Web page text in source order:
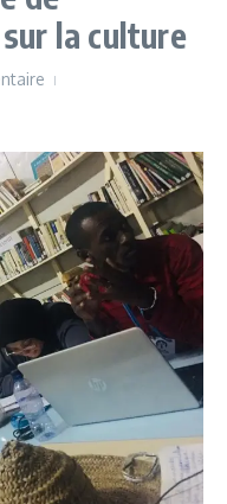
la culture